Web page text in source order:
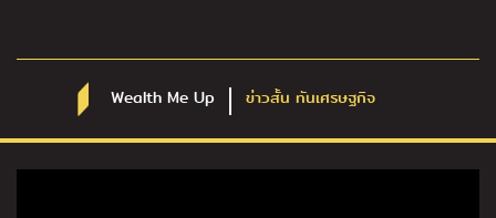
Wealth Me Up ข่าวสั้น ทันเศรษฐกิจ